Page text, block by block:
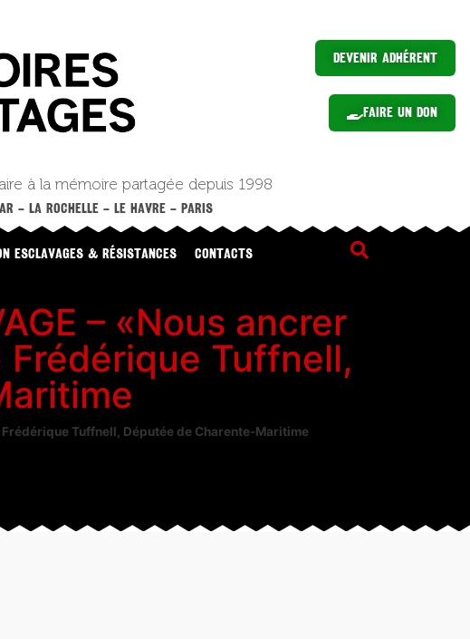
Devenir Adhérent
Faire un Don
à la mémoire partagée depuis 1998
– LA ROCHELLE – LE HAVRE – PARIS
ESCLAVAGES & RÉSISTANCES CONTACTS
– «Nous ancrer
Frédérique Tuffnell,
Frédérique Tuffnell, Députée de Charente-Maritime